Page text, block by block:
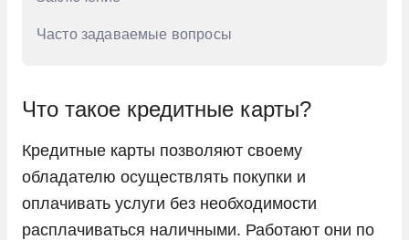
Часто задаваемые вопросы
Что такое кредитные карты?
Кредитные карты позволяют своему
обладателю осуществлять покупки и
оплачивать услуги без необходимости
расплачиваться наличными. Работают они по